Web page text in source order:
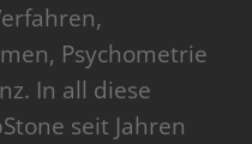
Psychometrie
In all diese
seit Jahren